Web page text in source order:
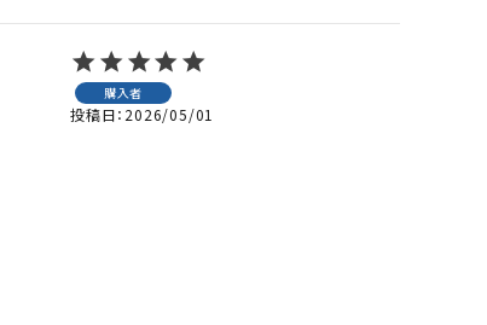
購入者
投稿日 2026/05/01